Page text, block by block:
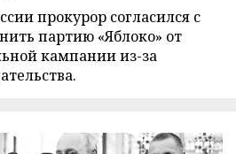
прокурор согласился с
партию «Яблоко» от
кампании из-за